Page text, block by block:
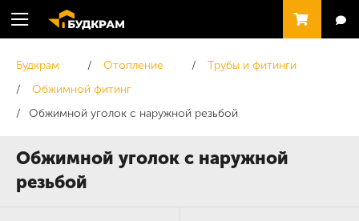
Обжимной уголок с наружной
резьбой
Будкрам Отопление
Трубы и фитинги
Обжимной фитинг
Обжимной уголок с наружной резьбой